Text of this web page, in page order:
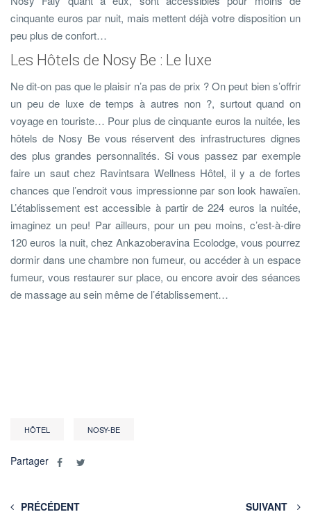
cinquante euros par nuit, mais mettent déjà votre disposition un
peu plus de confort…
Les Hôtels de Nosy Be : Le luxe
Ne dit-on pas que le plaisir n’a pas de prix ? On peut bien s’offrir
un peu de luxe de temps à autres non ?, surtout quand on
voyage en touriste… Pour plus de cinquante euros la nuitée, les
hôtels de Nosy Be vous réservent des infrastructures dignes
des plus grandes personnalités. Si vous passez par exemple
faire un saut chez Ravintsara Wellness Hôtel, il y a de fortes
chances que l’endroit vous impressionne par son look hawaïen.
L’établissement est accessible à partir de 224 euros la nuitée,
imaginez un peu! Par ailleurs, pour un peu moins, c’est-à-dire
120 euros la nuit, chez Ankazoberavina Ecolodge, vous pourrez
dormir dans une chambre non fumeur, ou accéder à un espace
fumeur, vous restaurer sur place, ou encore avoir des séances
de massage au sein même de l’établissement…
HÔTEL NOSY-BE
Partager
PRÉCÉDENT SUIVANT